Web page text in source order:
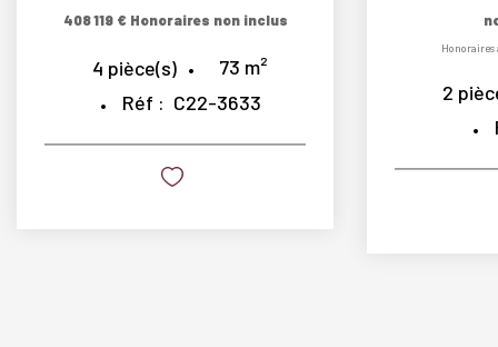
408 119 € Honoraires non inclus
4 pièce(s) 73 m²
Réf : C22-3633 2